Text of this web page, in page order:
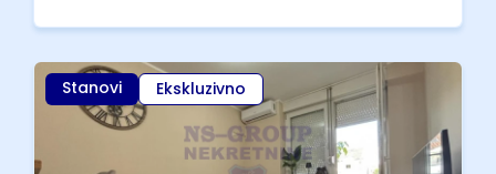
Stanovi Ekskluzivno